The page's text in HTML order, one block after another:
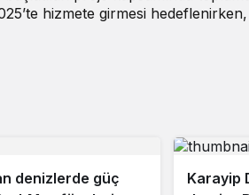
hizmete girmesi
denizlerde güç
Karayip